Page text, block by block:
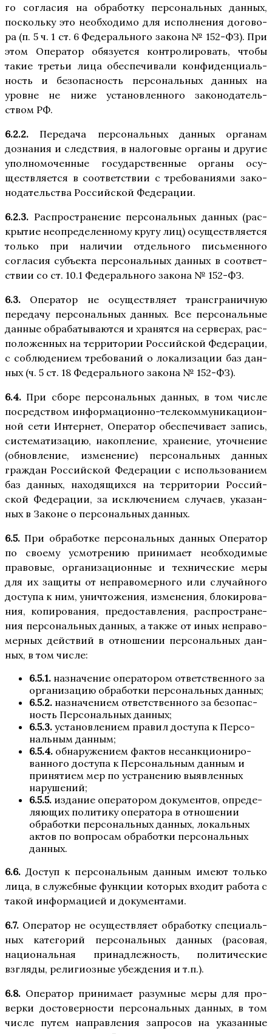
го согла­сия на обра­бот­ку пер­со­наль­ных дан­ных,
посколь­ку это необ­хо­ди­мо для испол­не­ния дого­во­
ра (п. 5 ч. 1 ст. 6 Феде­раль­но­го зако­на № 152-ФЗ). При
этом Опе­ра­тор обя­зу­ет­ся кон­тро­ли­ро­вать, что­бы
такие тре­тьи лица обес­пе­чи­ва­ли кон­фи­ден­ци­аль­
ность и без­опас­ность пер­со­наль­ных дан­ных на
уровне не ниже уста­нов­лен­но­го зако­но­да­тель­
ством РФ.
6.2.2. Пере­да­ча пер­со­наль­ных дан­ных орга­нам
дозна­ния и след­ствия, в нало­го­вые орга­ны и дру­гие
упол­но­мо­чен­ные госу­дар­ствен­ные орга­ны осу­
ществ­ля­ет­ся в соот­вет­ствии с тре­бо­ва­ни­я­ми зако­
но­да­тель­ства Рос­сий­ской Федерации.
6.2.3. Рас­про­стра­не­ние пер­со­наль­ных дан­ных (рас­
кры­тие неопре­де­лен­но­му кру­гу лиц) осу­ществ­ля­ет­ся
толь­ко при нали­чии отдель­но­го пись­мен­но­го
согла­сия субъ­ек­та пер­со­наль­ных дан­ных в соот­вет­
ствии со ст. 10.1 Феде­раль­но­го зако­на № 152-ФЗ.
6.3. Опе­ра­тор не осу­ществ­ля­ет транс­гра­нич­ную
пере­да­чу пер­со­наль­ных дан­ных. Все пер­со­наль­ные
дан­ные обра­ба­ты­ва­ют­ся и хра­нят­ся на сер­ве­рах, рас­
по­ло­жен­ных на тер­ри­то­рии Рос­сий­ской Феде­ра­ции,
с соблю­де­ни­ем тре­бо­ва­ний о лока­ли­за­ции баз дан­
ных (ч. 5 ст. 18 Феде­раль­но­го зако­на № 152-ФЗ).
6.4. При сбо­ре пер­со­наль­ных дан­ных, в том чис­ле
посред­ством инфор­ма­ци­он­но-теле­ком­му­ни­ка­ци­он­
ной сети Интер­нет, Опе­ра­тор обес­пе­чи­ва­ет запись,
систе­ма­ти­за­цию, накоп­ле­ние, хра­не­ние, уточ­не­ние
(обнов­ле­ние, изме­не­ние) пер­со­наль­ных дан­ных
граж­дан Рос­сий­ской Феде­ра­ции с исполь­зо­ва­ни­ем
баз дан­ных, нахо­дя­щих­ся на тер­ри­то­рии Рос­сий­
ской Феде­ра­ции, за исклю­че­ни­ем слу­ча­ев, ука­зан­
ных в Законе о пер­со­наль­ных данных.
6.5. При обра­бот­ке пер­со­наль­ных дан­ных Опе­ра­тор
по сво­е­му усмот­ре­нию при­ни­ма­ет необ­хо­ди­мые
пра­во­вые, орга­ни­за­ци­он­ные и тех­ни­че­ские меры
для их защи­ты от непра­во­мер­но­го или слу­чай­но­го
досту­па к ним, уни­что­же­ния, изме­не­ния, бло­ки­ро­ва­
ния, копи­ро­ва­ния, предо­став­ле­ния, рас­про­стра­не­
ния пер­со­наль­ных дан­ных, а так­же от иных непра­во­
мер­ных дей­ствий в отно­ше­нии пер­со­наль­ных дан­
ных, в том числе:
6.5.1. назна­че­ние опе­ра­то­ром ответ­ствен­но­го за
орга­ни­за­цию обра­бот­ки пер­со­наль­ных данных;
6.5.2. назна­че­ни­ем ответ­ствен­но­го за без­опас­
ность Пер­со­наль­ных данных;
6.5.3. уста­нов­ле­ни­ем пра­вил досту­па к Пер­со­
наль­ным данным;
6.5.4. обна­ру­же­ни­ем фак­тов несанк­ци­о­ни­ро­
ван­но­го досту­па к Пер­со­наль­ным дан­ным и
при­ня­ти­ем мер по устра­не­нию выяв­лен­ных
нарушений;
6.5.5. изда­ние опе­ра­то­ром доку­мен­тов, опре­де­
ля­ю­щих поли­ти­ку опе­ра­то­ра в отно­ше­нии
обра­бот­ки пер­со­наль­ных дан­ных, локаль­ных
актов по вопро­сам обра­бот­ки пер­со­наль­ных
данных.
6.6. Доступ к пер­со­наль­ным дан­ным име­ют толь­ко
лица, в слу­жеб­ные функ­ции кото­рых вхо­дит рабо­та с
такой инфор­ма­ци­ей и документами.
6.7. Опе­ра­тор не осу­ществ­ля­ет обра­бот­ку спе­ци­аль­
ных кате­го­рий пер­со­наль­ных дан­ных (расо­вая,
наци­о­наль­ная при­над­леж­ность, поли­ти­че­ские
взгля­ды, рели­ги­оз­ные убеж­де­ния и т.п.).
6.8. Опе­ра­тор при­ни­ма­ет разум­ные меры для про­
вер­ки досто­вер­но­сти пер­со­наль­ных дан­ных, в том
чис­ле путем направ­ле­ния запро­сов на ука­зан­ные